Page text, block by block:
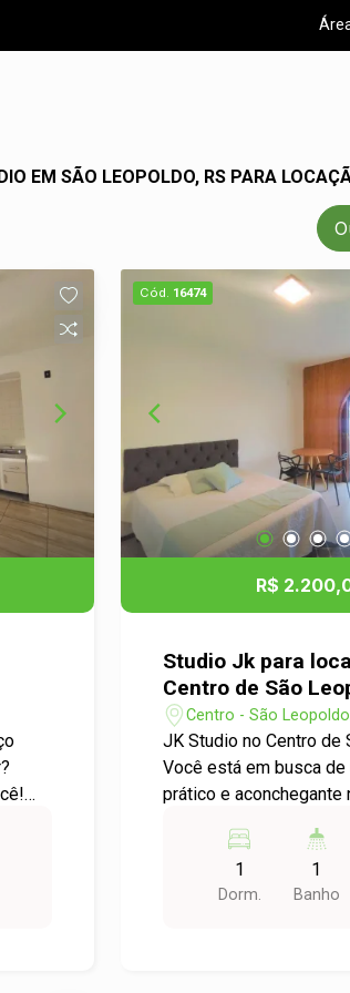
EM SÃO LEOPOLDO, RS PARA
Cód. 16474
R$
Studio Jk para
Centro de São
Centro - São
JK Studio no Centro de
Você está em busca
prático e aconchegante
novo lar: um moderno
para quem valoriza a
localização. Detalhes do Imóvel: - Tipo:
1
Dorm.
1
Banho